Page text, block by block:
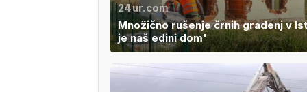
24ur.com
Množično rušenje črnih gradenj v
je naš edini dom'